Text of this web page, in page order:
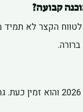
קבועה?